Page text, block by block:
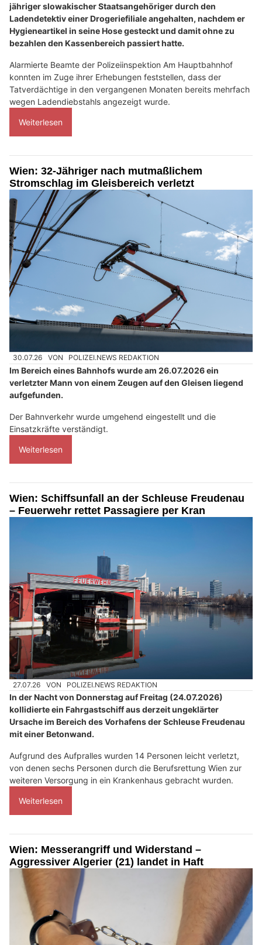
jähriger slowakischer Staatsangehöriger durch den
Ladendetektiv einer Drogeriefiliale angehalten, nachdem er
Hygieneartikel in seine Hose gesteckt und damit ohne zu
bezahlen den Kassenbereich passiert hatte.
Alarmierte Beamte der Polizeiinspektion Am Hauptbahnhof
konnten im Zuge ihrer Erhebungen feststellen, dass der
Tatverdächtige in den vergangenen Monaten bereits mehrfach
wegen Ladendiebstahls angezeigt wurde.
Weiterlesen
Wien: 32-Jähriger nach mutmaßlichem
Stromschlag im Gleisbereich verletzt
30.07.26 VON POLIZEI.NEWS REDAKTION
Im Bereich eines Bahnhofs wurde am 26.07.2026 ein
verletzter Mann von einem Zeugen auf den Gleisen liegend
aufgefunden.
Der Bahnverkehr wurde umgehend eingestellt und die
Einsatzkräfte verständigt.
Weiterlesen
Wien: Schiffsunfall an der Schleuse Freudenau
– Feuerwehr rettet Passagiere per Kran
27.07.26 VON POLIZEI.NEWS REDAKTION
In der Nacht von Donnerstag auf Freitag (24.07.2026)
kollidierte ein Fahrgastschiff aus derzeit ungeklärter
Ursache im Bereich des Vorhafens der Schleuse Freudenau
mit einer Betonwand.
Aufgrund des Aufpralles wurden 14 Personen leicht verletzt,
von denen sechs Personen durch die Berufsrettung Wien zur
weiteren Versorgung in ein Krankenhaus gebracht wurden.
Weiterlesen
Wien: Messerangriff und Widerstand –
Aggressiver Algerier (21) landet in Haft